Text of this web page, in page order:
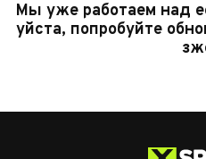
Мы уже работаем над
уйста, попробуйте